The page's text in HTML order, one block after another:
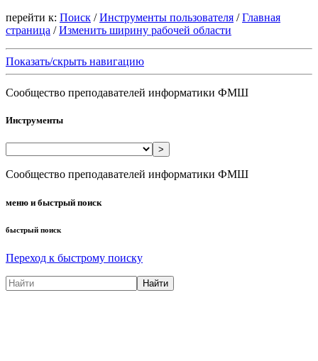
перейти к: Поиск / Инструменты пользователя / Главная
страница / Изменить ширину рабочей области
Показать/скрыть навигацию
Сообщество преподавателей информатики ФМШ
Инструменты
>
Сообщество преподавателей информатики ФМШ
меню и быстрый поиск
быстрый поиск
Переход к быстрому поиску
Найти